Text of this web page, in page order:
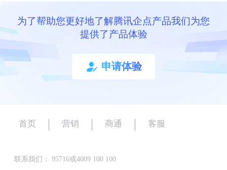
为了帮助您更好地了解腾讯企点产品我们为您
提供了产品体验
申请体验
首页 营销 商通 客服
联系我们：95716或4009 100 100